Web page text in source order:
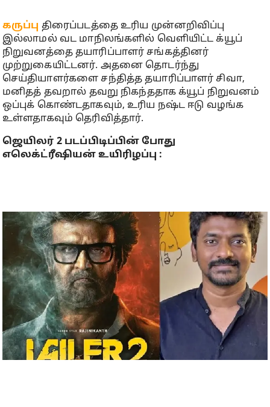
கருப்பு திரைப்படத்தை உரிய முன்னறிவிப்பு
இல்லாமல் வட மாநிலங்களில் வெளியிட்ட க்யூப்
நிறுவனத்தை தயாரிப்பாளர் சங்கத்தினர்
முற்றுகையிட்டனர். அதனை தொடர்ந்து
செய்தியாளர்களை சந்தித்த தயாரிப்பாளர் சிவா,
மனிதத் தவறால் தவறு நிகந்ததாக க்யூப் நிறுவனம்
ஒப்புக் கொண்டதாகவும், உரிய நஷ்ட ஈடு வழங்க
உள்ளதாகவும் தெரிவித்தார்.
ஜெயிலர் 2 படப்பிடிப்பின் போது
எலெக்ட்ரீஷியன் உயிரிழப்பு :